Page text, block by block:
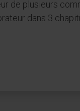
de plusieurs
dans 3